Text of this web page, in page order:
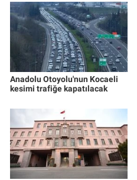
Anadolu Otoyolu'nun Kocaeli
kesimi trafiğe kapatılacak